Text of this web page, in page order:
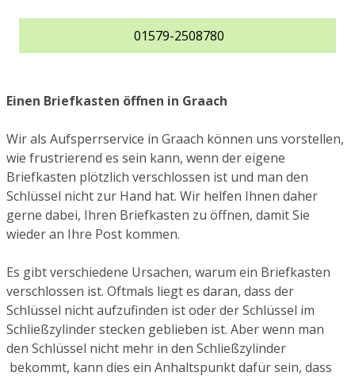
01579-2508780
Einen Briefkasten öffnen in Graach
Wir als Aufsperrservice in Graach können uns vorstellen,
wie frustrierend es sein kann, wenn der eigene
Briefkasten plötzlich verschlossen ist und man den
Schlüssel nicht zur Hand hat. Wir helfen Ihnen daher
gerne dabei, Ihren Briefkasten zu öffnen, damit Sie
wieder an Ihre Post kommen.
Es gibt verschiedene Ursachen, warum ein Briefkasten
verschlossen ist. Oftmals liegt es daran, dass der
Schlüssel nicht aufzufinden ist oder der Schlüssel im
Schließzylinder stecken geblieben ist. Aber wenn man
den Schlüssel nicht mehr in den Schließzylinder
bekommt, kann dies ein Anhaltspunkt dafür sein, dass